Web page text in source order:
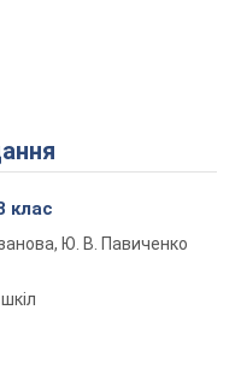
клас
Ю. В. Павиченко